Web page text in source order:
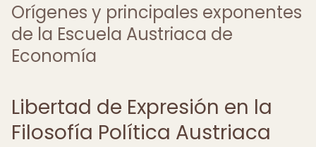
Orígenes y principales exponentes
de la Escuela Austriaca de
Economía
Libertad de Expresión en la
Filosofía Política Austriaca